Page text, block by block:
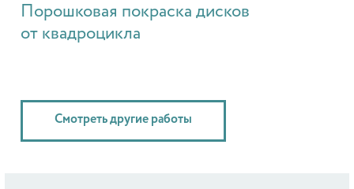
Порошковая покраска дисков
от квадроцикла
Смотреть другие работы